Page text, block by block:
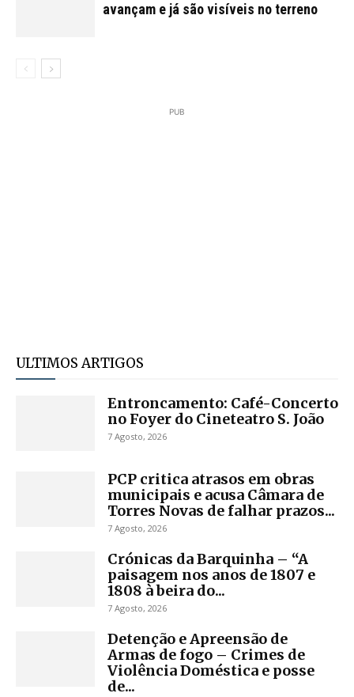
avançam e já são visíveis no terreno
PUB
ULTIMOS ARTIGOS
Entroncamento: Café-Concerto
no Foyer do Cineteatro S. João
7 Agosto, 2026
PCP critica atrasos em obras
municipais e acusa Câmara de
Torres Novas de falhar prazos...
7 Agosto, 2026
Crónicas da Barquinha – “A
paisagem nos anos de 1807 e
1808 à beira do...
7 Agosto, 2026
Detenção e Apreensão de
Armas de fogo – Crimes de
Violência Doméstica e posse
de...